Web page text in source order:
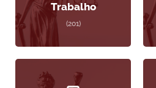
Trabalho
(201)